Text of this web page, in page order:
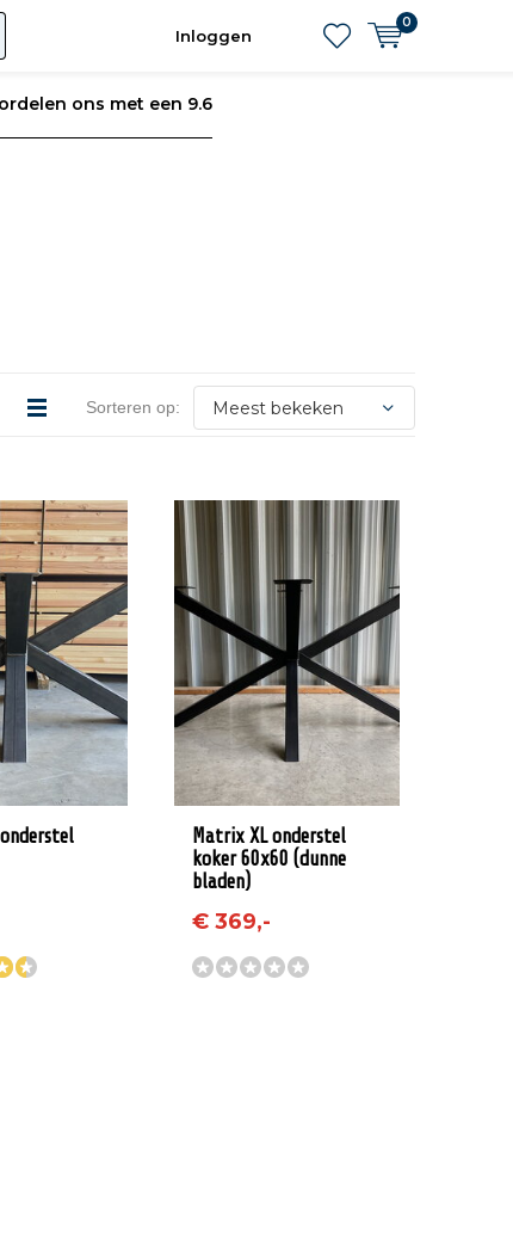
Inloggen
0
ons met een 9.6
Sorteren op:
Matrix XL onderstel
koker 60x60 (dunne
bladen)
€ 369,-